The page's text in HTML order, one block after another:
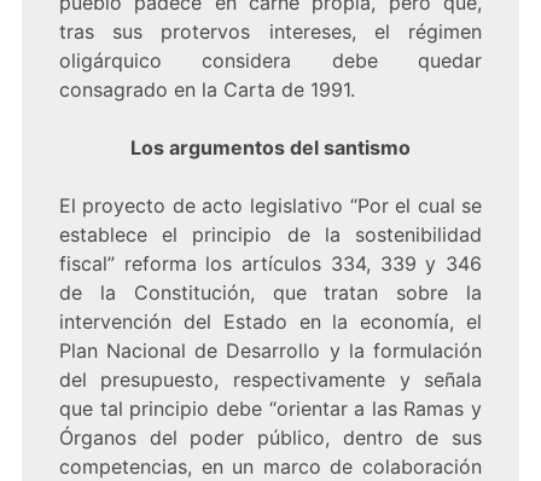
tras sus protervos intereses, el régimen
oligárquico considera debe quedar
consagrado en la Carta de 1991.
Los argumentos del santismo
El proyecto de acto legislativo “Por el cual se
establece el principio de la sostenibilidad
fiscal”reforma los artículos 334, 339 y 346
de la Constitución, que tratan sobre la
intervención del Estado en la economía, el
Plan Nacional de Desarrollo y la formulación
del presupuesto, respectivamente y señala
que tal principio debe “orientar a las Ramas y
Órganos del poder público, dentro de sus
competencias, en un marco de colaboración